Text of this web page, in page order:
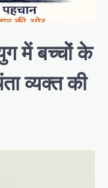
में बच्चों के
व्यक्त की